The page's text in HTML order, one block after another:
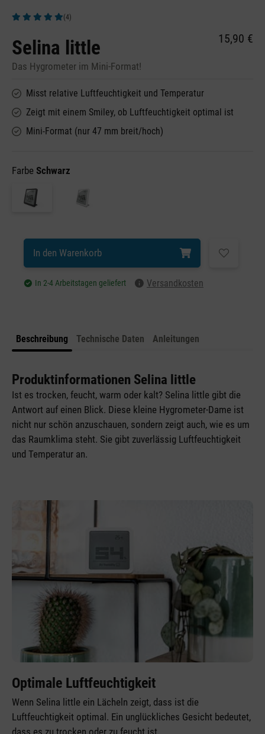
(4)
Selina little
Das Hygrometer im Mini-Format!
15,90 €
Misst relative Luftfeuchtigkeit und Temperatur
Zeigt mit einem Smiley, ob Luftfeuchtigkeit optimal ist
Mini-Format (nur 47 mm breit/hoch)
Farbe Schwarz
In den Warenkorb
In 2-4 Arbeitstagen geliefert Versandkosten
Beschreibung Technische Daten Anleitungen
Produktinformationen Selina little
Ist es trocken, feucht, warm oder kalt? Selina little gibt die
Antwort auf einen Blick. Diese kleine Hygrometer-Dame ist
nicht nur schön anzuschauen, sondern zeigt auch, wie es um
das Raumklima steht. Sie gibt zuverlässig Luftfeuchtigkeit
und Temperatur an.
Optimale Luftfeuchtigkeit
Wenn Selina little ein Lächeln zeigt, dass ist die
Luftfeuchtigkeit optimal. Ein unglückliches Gesicht bedeutet,